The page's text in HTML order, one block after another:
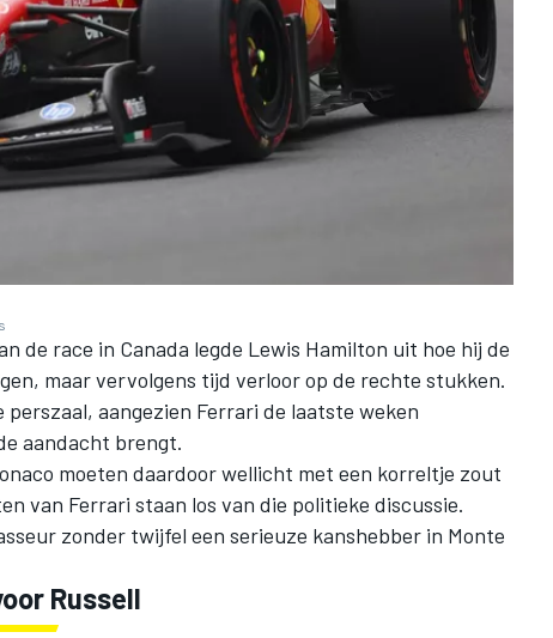
de race in Canada legde Lewis Hamilton uit hoe hij de
maar vervolgens tijd verloor op de rechte stukken.
aangezien Ferrari de laatste weken
aandacht brengt.
moeten daardoor wellicht met een korreltje zout
van Ferrari staan los van die politieke discussie.
zonder twijfel een serieuze kanshebber in Monte
Russell